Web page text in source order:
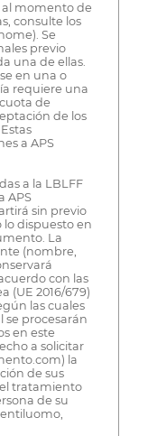
momento de
consulte los
Se
previo
una de ellas.
en una o
requiere una
de
de los
a APS
a la LBLFF
APS
sin previo
lo dispuesto en
La
(nombre,
con las
(UE 2016/679)
las cuales
se procesarán
en este
a solicitar
la
de sus
tratamiento
de su